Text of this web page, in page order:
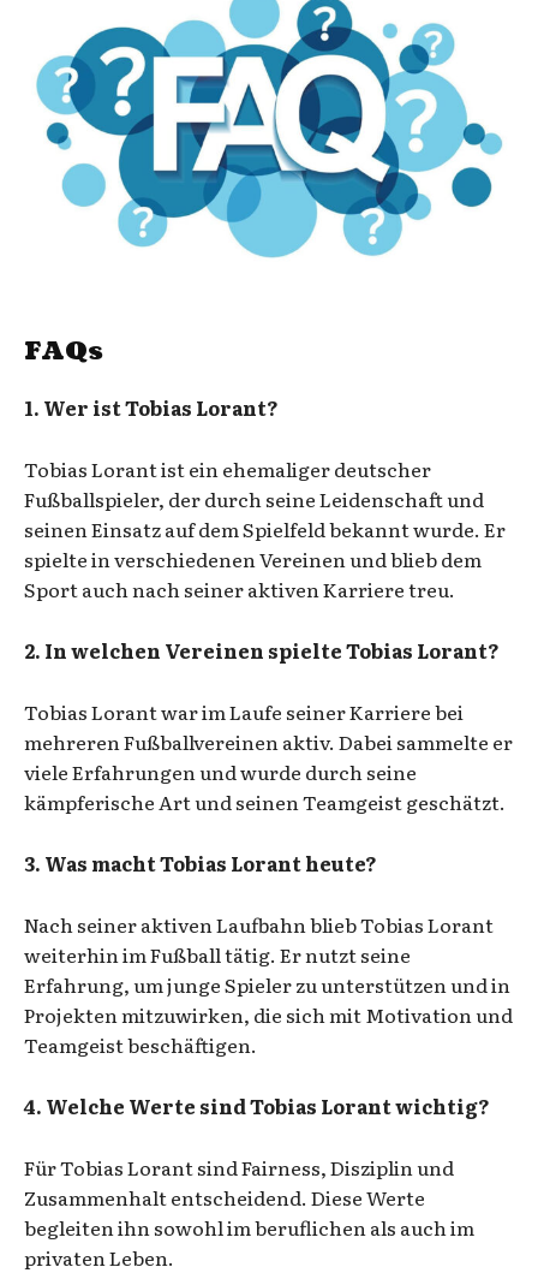
FAQs
1. Wer ist Tobias Lorant?
Tobias Lorant ist ein ehemaliger deutscher
Fußballspieler, der durch seine Leidenschaft und
seinen Einsatz auf dem Spielfeld bekannt wurde. Er
spielte in verschiedenen Vereinen und blieb dem
Sport auch nach seiner aktiven Karriere treu.
2. In welchen Vereinen spielte Tobias Lorant?
Tobias Lorant war im Laufe seiner Karriere bei
mehreren Fußballvereinen aktiv. Dabei sammelte er
viele Erfahrungen und wurde durch seine
kämpferische Art und seinen Teamgeist geschätzt.
3. Was macht Tobias Lorant heute?
Nach seiner aktiven Laufbahn blieb Tobias Lorant
weiterhin im Fußball tätig. Er nutzt seine
Erfahrung, um junge Spieler zu unterstützen und in
Projekten mitzuwirken, die sich mit Motivation und
Teamgeist beschäftigen.
4. Welche Werte sind Tobias Lorant wichtig?
Für Tobias Lorant sind Fairness, Disziplin und
Zusammenhalt entscheidend. Diese Werte
begleiten ihn sowohl im beruflichen als auch im
privaten Leben.